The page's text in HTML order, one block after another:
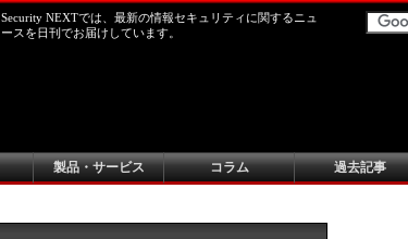
Security NEXTでは、最新の情報セキュリティに関するニュ
ースを日刊でお届けしています。
製品・サービス コラム 過去記事